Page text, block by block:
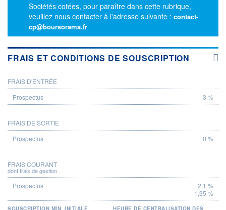
Sociétés cotées, pour paraître dans cette rubrique,
veuillez nous contacter à l'adresse suivante : contact-
cp@boursorama.fr
FRAIS ET CONDITIONS DE SOUSCRIPTION
PROSPECTUS
FRAIS D'ENTRÉE
3 %
FRAIS DE SORTIE
0 %
FRAIS COURANT
dont frais de gestion
2,1 %
1,35 %
SOUSCRIPTION MIN. INITIALE HEURE DE CENTRALISATION DES